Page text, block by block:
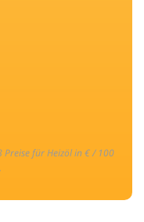
Preise für Heizöl in € / 100